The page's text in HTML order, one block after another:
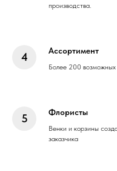
производства.
Ассортимент
Более 200 возможных
Флористы
Венки и корзины
заказчика